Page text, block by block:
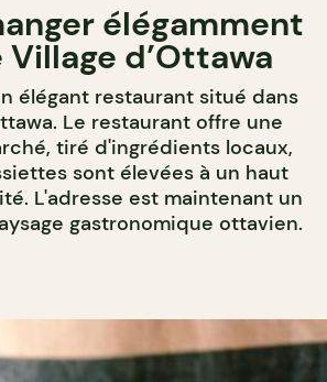
élégamment
Village d’Ottawa
élégant restaurant situé dans
Le restaurant offre une
tiré d'ingrédients locaux,
sont élevées à un haut
L'adresse est maintenant un
gastronomique ottavien.